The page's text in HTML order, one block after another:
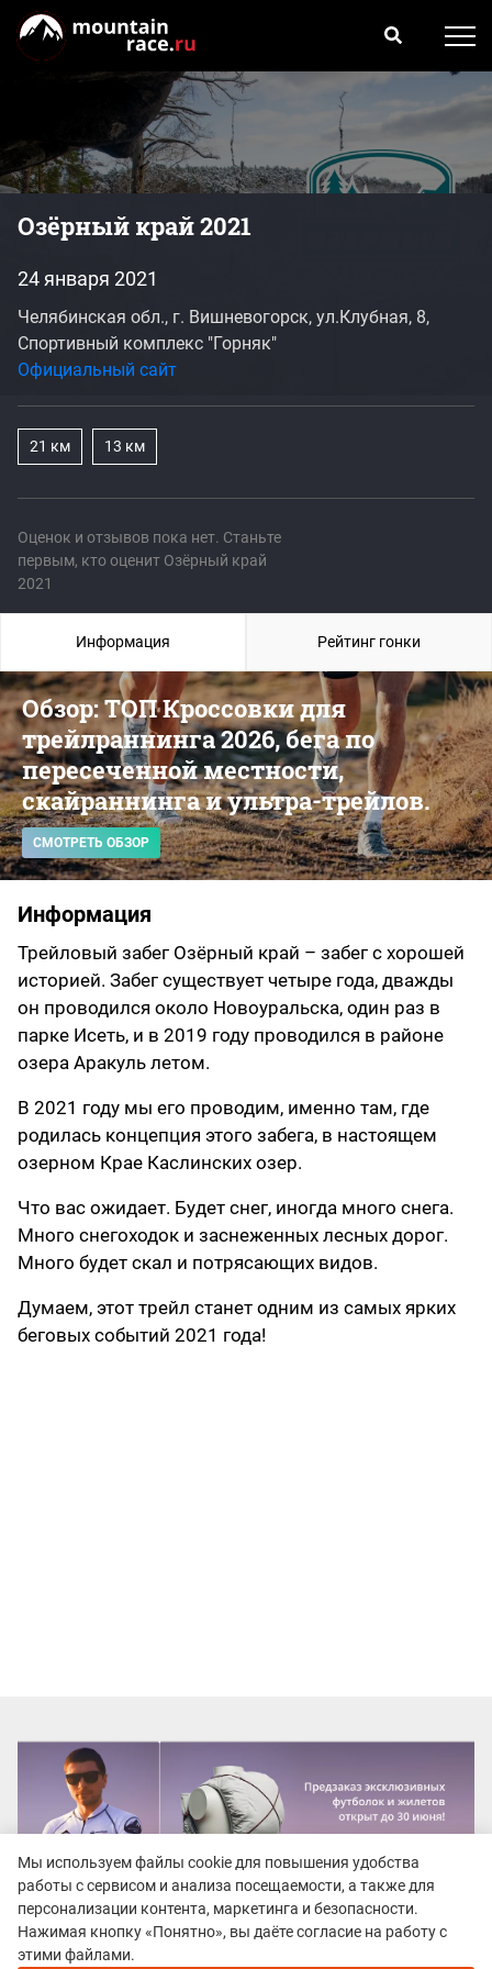
Озёрный край 2021
Оценок и отзывов пока нет. Станьте
первым, кто оценит Озёрный край
2021
24 января 2021
Челябинская обл., г. Вишневогорск, ул.Клубная, 8,
Спортивный комплекс "Горняк"
Официальный сайт
21 км 13 км
Обзор: ТОП Кроссовки для
трейлраннинга 2026, бега по
пересеченной местности,
скайраннинга и ультра-трейлов.
СМОТРЕТЬ ОБЗОР
Информация
Трейловый забег Озёрный край – забег с хорошей
историей. Забег существует четыре года, дважды
он проводился около Новоуральска, один раз в
парке Исеть, и в 2019 году проводился в районе
озера Аракуль летом.
В 2021 году мы его проводим, именно там, где
родилась концепция этого забега, в настоящем
озерном Крае Каслинских озер.
Что вас ожидает. Будет снег, иногда много снега.
Много снегоходок и заснеженных лесных дорог.
Много будет скал и потрясающих видов.
Думаем, этот трейл станет одним из самых ярких
беговых событий 2021 года!
Информация Рейтинг гонки
Рекомендуем
Мы используем файлы cookie для повышения удобства
работы с сервисом и анализа посещаемости, а также для
персонализации контента, маркетинга и безопасности.
Нажимая кнопку «Понятно», вы даёте согласие на работу с
этими файлами.